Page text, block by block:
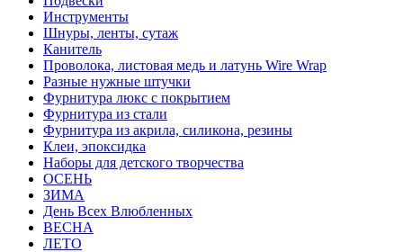
Инструменты
Шнуры, ленты, сутаж
Канитель
Проволока, листовая медь и латунь Wire Wrap
Разные нужные штучки
Фурнитура люкс с покрытием
Фурнитура из стали
Фурнитура из акрила, силикона, резины
Клеи, эпоксидка
Наборы для детского творчества
ОСЕНЬ
ЗИМА
День Всех Влюбленных
ВЕСНА
ЛЕТО